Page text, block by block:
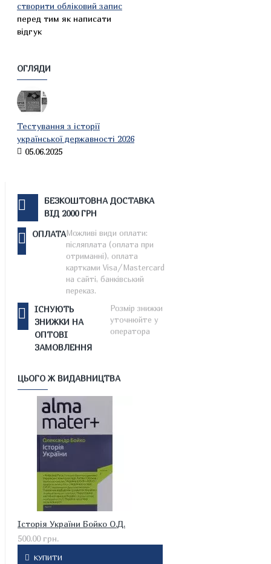
створити обліковий запис
перед тим як написати
відгук
ОГЛЯДИ
Тестування з історії
української державності 2026
05.06.2025
БЕЗКОШТОВНА ДОСТАВКА
ВІД 2000 ГРН
ОПЛАТАМожливі види оплати:
післяплата (оплата при
отриманні), оплата
картками Visa/Mastercard
на сайті, банківський
переказ.
ІСНУЮТЬ
ЗНИЖКИ НА
ОПТОВІ
ЗАМОВЛЕННЯ
Розмір знижки
уточнюйте у
оператора
ЦЬОГО Ж ВИДАВНИЦТВА
Історія України Бойко О.Д.
500.00 грн.
КУПИТИ